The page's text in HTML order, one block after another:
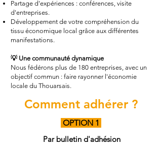
Partage d'expériences : conférences, visite
d'entreprises.
Développement de votre compréhension du
tissu économique local grâce aux différentes
manifestations.
💡 Une communauté dynamique
Nous fédérons plus de 180 entreprises, avec un
objectif commun : faire rayonner l'économie
locale du Thouarsais.
Comment adhérer ?
OPTION 1
Par bulletin d'adhésion